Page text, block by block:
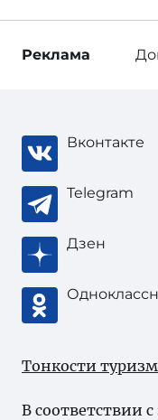
Реклама
Вконтакте
Telegram
Дзен
Тонкости
В соответствии